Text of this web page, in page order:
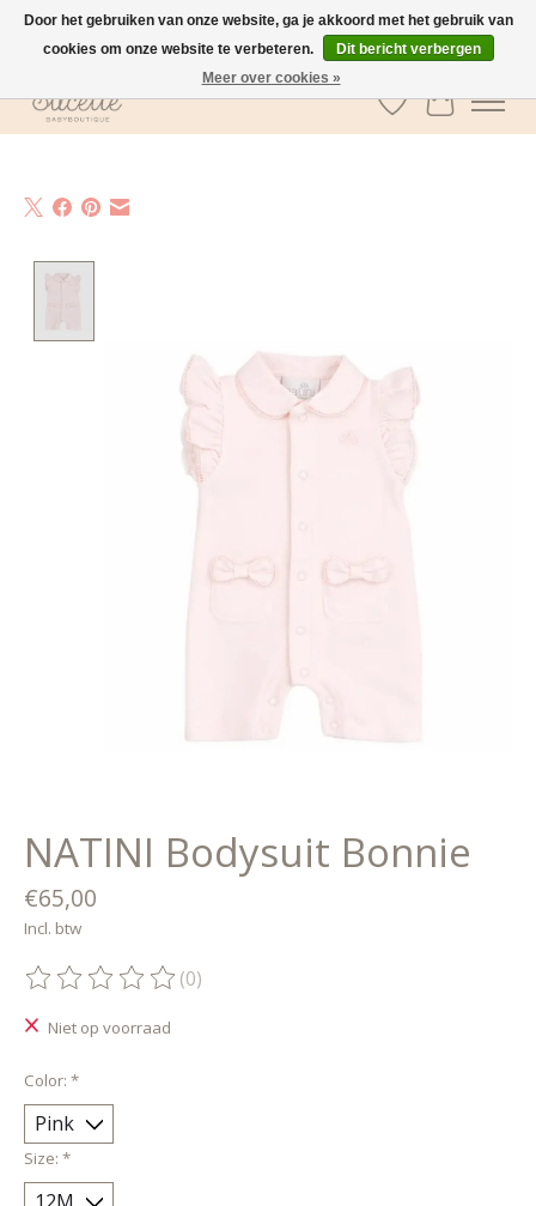
GRATIS verzending vanaf €100 in België
Verlanglijst
NATINI Bodysuit Bonnie
€65,00
Incl. btw
De beoordeling van dit product is
(0)
Niet op voorraad
Color: *
Size: *
Door het gebruiken van onze website, ga je akkoord met het gebruik van
cookies om onze website te verbeteren.
Dit bericht verbergen
Meer over cookies »